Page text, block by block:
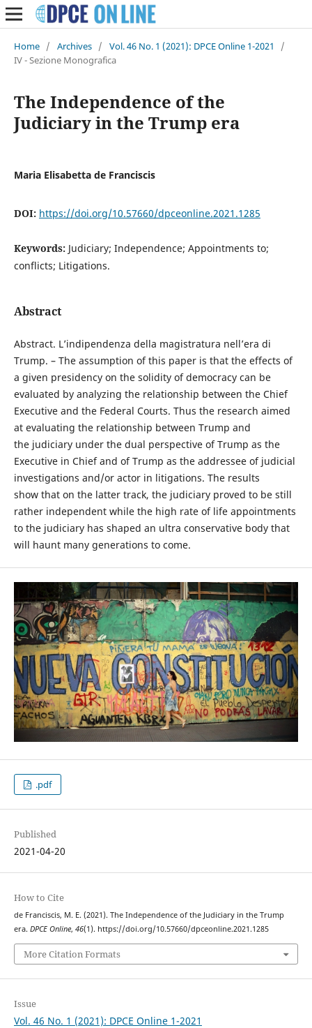
Home / Archives / Vol. 46 No. 1 (2021): DPCE Online 1-2021
/
IV - Sezione Monografica
The Independence of the
Judiciary in the Trump era
Maria Elisabetta de Franciscis
DOI: https://doi.org/10.57660/dpceonline.2021.1285
Keywords: Judiciary; Independence; Appointments to;
conflicts; Litigations.
Abstract
Abstract. L’indipendenza della magistratura nell’era di
Trump. – The assumption of this paper is that the effects of
a given presidency on the solidity of democracy can be
evaluated by analyzing the relationship between the Chief
Executive and the Federal Courts. Thus the research aimed
at evaluating the relationship between Trump and
the judiciary under the dual perspective of Trump as the
Executive in Chief and of Trump as the addressee of judicial
investigations and/or actor in litigations. The results
show that on the latter track, the judiciary proved to be still
rather independent while the high rate of life appointments
to the judiciary has shaped an ultra conservative body that
will haunt many generations to come.
.pdf
Published
2021-04-20
How to Cite
de Franciscis, M. E. (2021). The Independence of the Judiciary in the Trump
era. DPCE Online, 46(1). https://doi.org/10.57660/dpceonline.2021.1285
More Citation Formats
Issue
Vol. 46 No. 1 (2021): DPCE Online 1-2021